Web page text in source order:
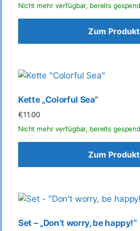
Zum Produkt
Kette „Colorful Sea“
€11.00
Zum Produkt
Set – „Don’t worry, be happy!“